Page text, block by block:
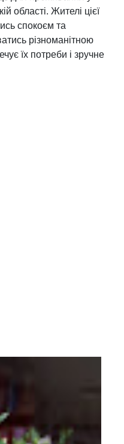
області. Жителі цієї
спокоєм та
різноманітною
їх потреби і зручне